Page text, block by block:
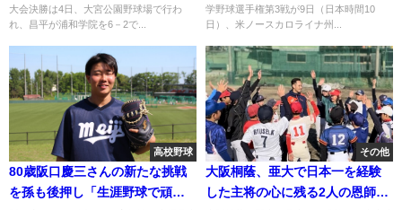
大会決勝は4日、大宮公園野球場で行わ
れ、昌平が浦和学院を6－2で...
学野球選手権第3戦が9日（日本時間10
日）、米ノースカロライナ州...
高校野球
80歳阪口慶三さんの新たな挑戦
を孫も後押し「生涯野球で頑張
その他
大阪桐蔭、亜大で日本一を経験
した主将の心に残る2人の恩師の